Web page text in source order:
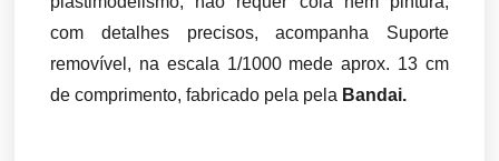
com detalhes precisos, acompanha Suporte
removível, na escala 1/1000 mede aprox. 13 cm
de comprimento, fabricado pela pela Bandai.